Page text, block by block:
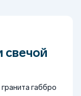
свечой
габбро